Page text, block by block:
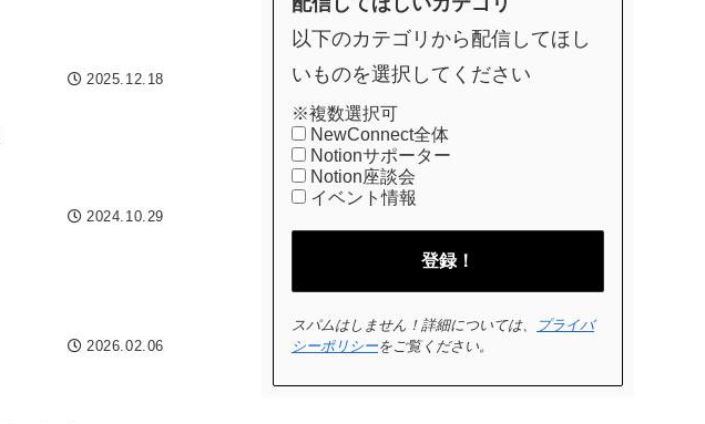
2025.12.18
2024.10.29
2026.02.06
以下のカテゴリから配信してほし
いものを選択してください
※複数選択可
NewConnect全体
Notionサポーター
Notion座談会
イベント情報
スパムはしません！詳細については、
プライバ
シーポリシーをご覧ください。